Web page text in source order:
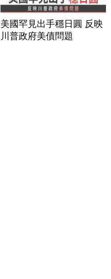
美國罕見出手穩日圓 反映
川普政府美債問題